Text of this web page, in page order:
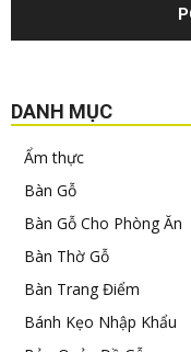
DANH MỤC
Ẩm thực
Bàn Gỗ
Bàn Gỗ Cho Phòng Ăn
Bàn Thờ Gỗ
Bàn Trang Điểm
Bánh Kẹo Nhập Khẩu